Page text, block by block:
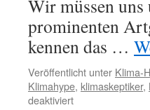
Wir müssen uns
prominenten
kennen das …
Veröffentlicht unter Klima-
Klimahype, klimaskeptiker,
deaktiviertfür